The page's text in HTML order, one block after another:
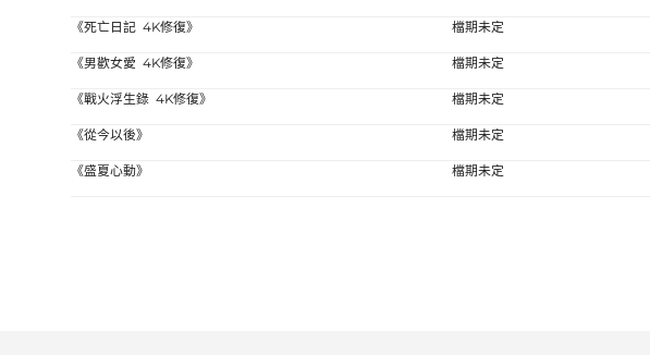
《死亡日記 4K修復》 檔期未定
《男歡女愛 4K修復》 檔期未定
《戰火浮生錄 4K修復》 檔期未定
《從今以後》 檔期未定
《盛夏心動》 檔期未定